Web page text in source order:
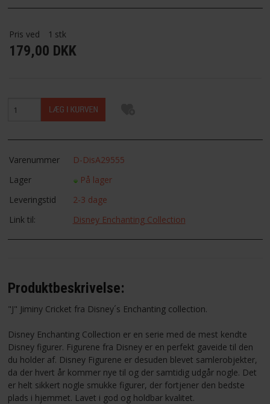
Pris ved 1 stk
179,00 DKK
Varenummer
D-DisA29555
Lager
På lager
Leveringstid
2-3 dage
Link til:
Disney Enchanting Collection
Produktbeskrivelse:
"J" Jiminy Cricket fra Disney´s Enchanting collection.
Disney Enchanting Collection er en serie med de mest kendte
Disney figurer. Figurene fra Disney er en perfekt gaveide til den
du holder af. Disney Figurene er desuden blevet samlerobjekter,
da der hvert år kommer nye til og der samtidig udgår nogle. Det
er helt sikkert nogle smukke figurer, der fortjener den bedste
plads i hjemmet. Lavet i god og holdbar kvalitet.